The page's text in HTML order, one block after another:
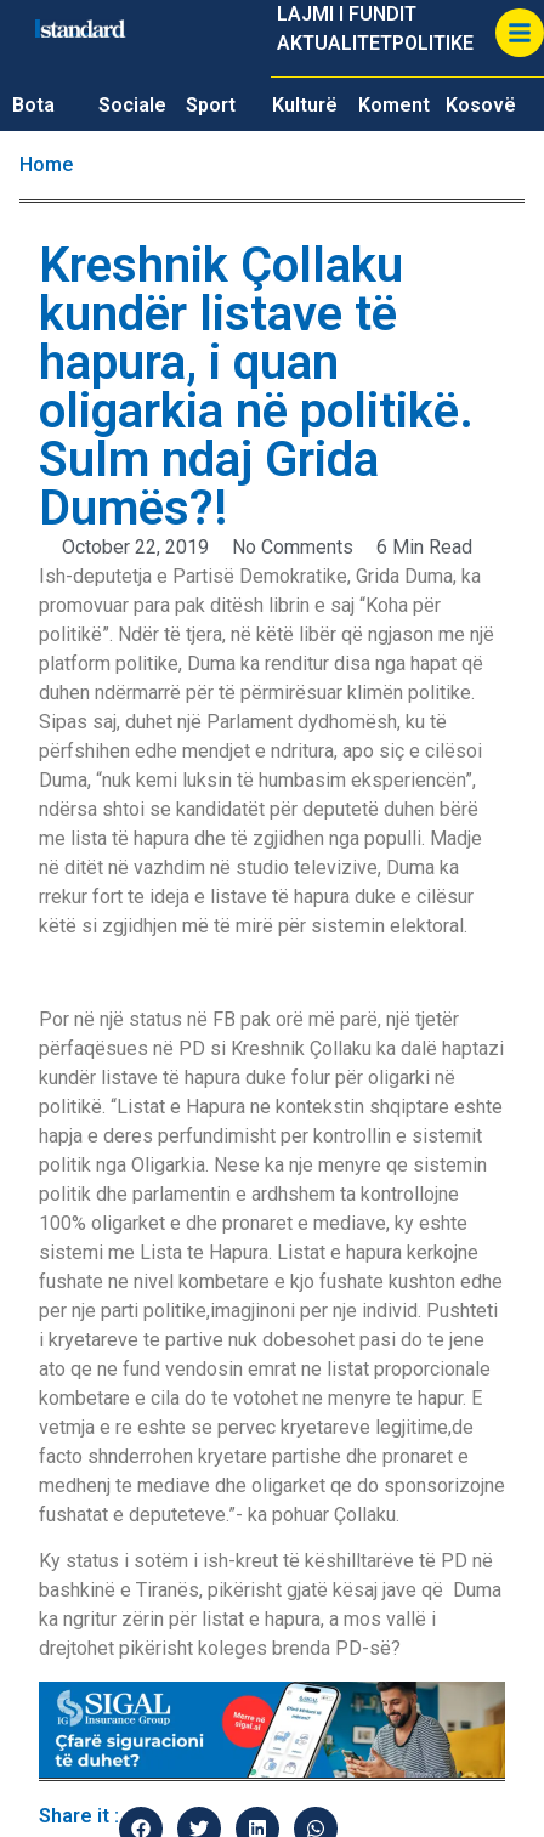
LAJMI I FUNDIT
AKTUALITETPOLITIKE
Bota Sociale Sport Kulturë Koment Kosovë
Home
Kreshnik Çollaku
kundër listave të
hapura, i quan
oligarkia në politikë.
Sulm ndaj Grida
Dumës?!
October 22, 2019 No Comments
6 Min Read
Ish-deputetja e Partisë Demokratike, Grida Duma, ka
promovuar para pak ditësh librin e saj “Koha për
politikë”. Ndër të tjera, në këtë libër që ngjason me një
platform politike, Duma ka renditur disa nga hapat që
duhen ndërmarrë për të përmirësuar klimën politike.
Sipas saj, duhet një Parlament dydhomësh, ku të
përfshihen edhe mendjet e ndritura, apo siç e cilësoi
Duma, “nuk kemi luksin të humbasim eksperiencën”,
ndërsa shtoi se kandidatët për deputetë duhen bërë
me lista të hapura dhe të zgjidhen nga populli. Madje
në ditët në vazhdim në studio televizive, Duma ka
rrekur fort te ideja e listave të hapura duke e cilësur
këtë si zgjidhjen më të mirë për sistemin elektoral.
Por në një status në FB pak orë më parë, një tjetër
përfaqësues në PD si Kreshnik Çollaku ka dalë haptazi
kundër listave të hapura duke folur për oligarki në
politikë. “Listat e Hapura ne kontekstin shqiptare eshte
hapja e deres perfundimisht per kontrollin e sistemit
politik nga Oligarkia. Nese ka nje menyre qe sistemin
politik dhe parlamentin e ardhshem ta kontrollojne
100% oligarket e dhe pronaret e mediave, ky eshte
sistemi me Lista te Hapura. Listat e hapura kerkojne
fushate ne nivel kombetare e kjo fushate kushton edhe
per nje parti politike,imagjinoni per nje individ. Pushteti
i kryetareve te partive nuk dobesohet pasi do te jene
ato qe ne fund vendosin emrat ne listat proporcionale
kombetare e cila do te votohet ne menyre te hapur. E
vetmja e re eshte se pervec kryetareve legjitime,de
facto shnderrohen kryetare partishe dhe pronaret e
medhenj te mediave dhe oligarket qe do sponsorizojne
fushatat e deputeteve.”- ka pohuar Çollaku.
Ky status i sotëm i ish-kreut të këshilltarëve të PD në
bashkinë e Tiranës, pikërisht gjatë kësaj jave që Duma
ka ngritur zërin për listat e hapura, a mos vallë i
drejtohet pikërisht koleges brenda PD-së?
Share it :